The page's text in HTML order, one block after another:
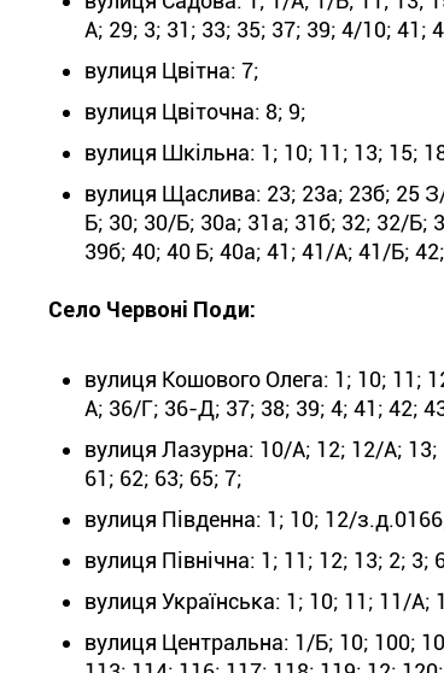
А; 29; 3; 31; 33; 35; 37; 39; 4/10; 41;
вулиця Цвітна: 7;
вулиця Цвіточна: 8; 9;
вулиця Шкільна: 1; 10; 11; 13; 15;
вулиця Щаслива: 23; 23а; 23б; 25
Б; 30; 30/Б; 30а; 31а; 31б; 32; 32/Б;
39б; 40; 40 Б; 40а; 41; 41/А; 41/Б;
Село Червоні Поди:
вулиця Кошового Олега: 1; 10; 11;
А; 36/Г; 36-Д; 37; 38; 39; 4; 41; 42;
вулиця Лазурна: 10/А; 12; 12/А; 13;
61; 62; 63; 65; 7;
вулиця Південна: 1; 10; 12/
вулиця Північна: 1; 11; 12; 13; 2; 3;
вулиця Українська: 1; 10; 11; 11/А;
вулиця Центральна: 1/Б; 10; 100;